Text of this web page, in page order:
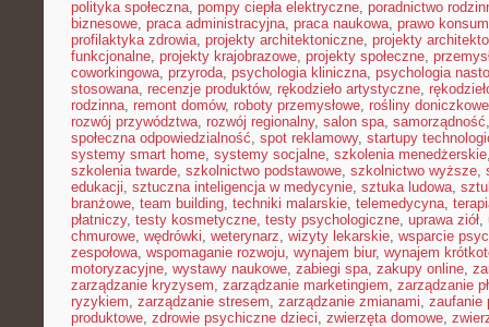
polityka społeczna, pompy ciepła elektryczne, poradnictwo
biznesowe, praca administracyjna, praca naukowa, prawo
profilaktyka zdrowia, projekty architektoniczne, projekty
funkcjonalne, projekty krajobrazowe, projekty społeczne,
coworkingowa, przyroda, psychologia kliniczna, psychologia
stosowana, recenzje produktów, rękodzieło artystyczne,
rodzinna, remont domów, roboty przemysłowe, rośliny doniczkowe
rozwój przywództwa, rozwój regionalny, salon spa, samorządność
społeczna odpowiedzialność, spot reklamowy, startupy
systemy smart home, systemy socjalne, szkolenia menedżerskie
szkolenia twarde, szkolnictwo podstawowe, szkolnictwo wyższe,
edukacji, sztuczna inteligencja w medycynie, sztuka ludowa,
branżowe, team building, techniki malarskie, telemedycyna,
płatniczy, testy kosmetyczne, testy psychologiczne, uprawa ziół,
chmurowe, wędrówki, weterynarz, wizyty lekarskie, wsparcie
zespołowa, wspomaganie rozwoju, wynajem biur, wynajem
motoryzacyjne, wystawy naukowe, zabiegi spa, zakupy online,
zarządzanie kryzysem, zarządzanie marketingiem, zarządzanie
ryzykiem, zarządzanie stresem, zarządzanie zmianami, zaufanie
produktowe, zdrowie psychiczne dzieci, zwierzęta domowe,